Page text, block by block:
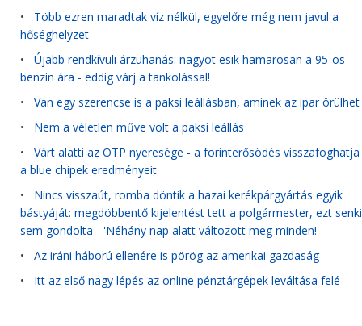
• Több ezren maradtak víz nélkül, egyelőre még nem javul a
hőséghelyzet
• Újabb rendkívüli árzuhanás: nagyot esik hamarosan a 95-ös
benzin ára - eddig várj a tankolással!
• Van egy szerencse is a paksi leállásban, aminek az ipar örülhet
• Nem a véletlen műve volt a paksi leállás
• Várt alatti az OTP nyeresége - a forinterősödés visszafoghatja
a blue chipek eredményeit
• Nincs visszaút, romba döntik a hazai kerékpárgyártás egyik
bástyáját: megdöbbentő kijelentést tett a polgármester, ezt senki
sem gondolta - 'Néhány nap alatt változott meg minden!'
• Az iráni háború ellenére is pörög az amerikai gazdaság
• Itt az első nagy lépés az online pénztárgépek leváltása felé